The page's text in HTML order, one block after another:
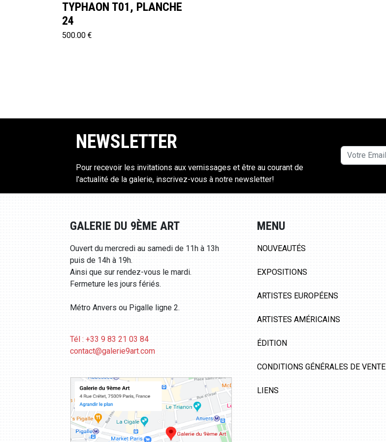
TYPHAON T01, PLANCHE
24
500.00 €
NEWSLETTER
Pour recevoir les invitations aux vernissages et être au courant de
l'actualité de la galerie, inscrivez-vous à notre newsletter!
GALERIE DU 9ÈME ART
Ouvert du mercredi au samedi de 11h à 13h
puis de 14h à 19h.
Ainsi que sur rendez-vous le mardi.
Fermeture les jours fériés.
Métro Anvers ou Pigalle ligne 2.
Tél : +33 9 83 21 03 84
contact@galerie9art.com
MENU
NOUVEAUTÉS
EXPOSITIONS
ARTISTES EUROPÉENS
ARTISTES AMÉRICAINS
ÉDITION
CONDITIONS GÉNÉRALES DE VENTE
LIENS